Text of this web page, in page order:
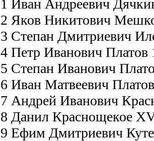
1 Иван Андреевич
2 Яков Никитович
3 Степан Дмитриевич
4 Петр Иванович Платов
5 Степан Иванович
6 Иван Матвеевич
7 Андрей Иванович
8 Данил Краснощекое
9 Ефим Дмитриевич